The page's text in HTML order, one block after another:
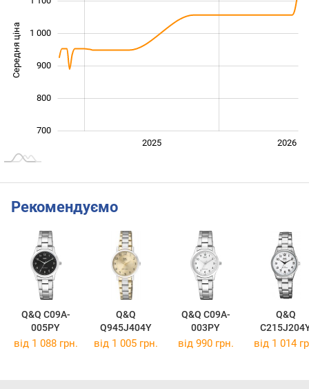
Середня ціна
700
800
900
1 000
2025 2026
Рекомендуємо
Q&Q C09A-
005PY
Q&Q
Q945J404Y
Q&Q C09A-
003PY
Q&Q
від 1 088 грн. від 1 005 грн. від 990 грн. від 1 014